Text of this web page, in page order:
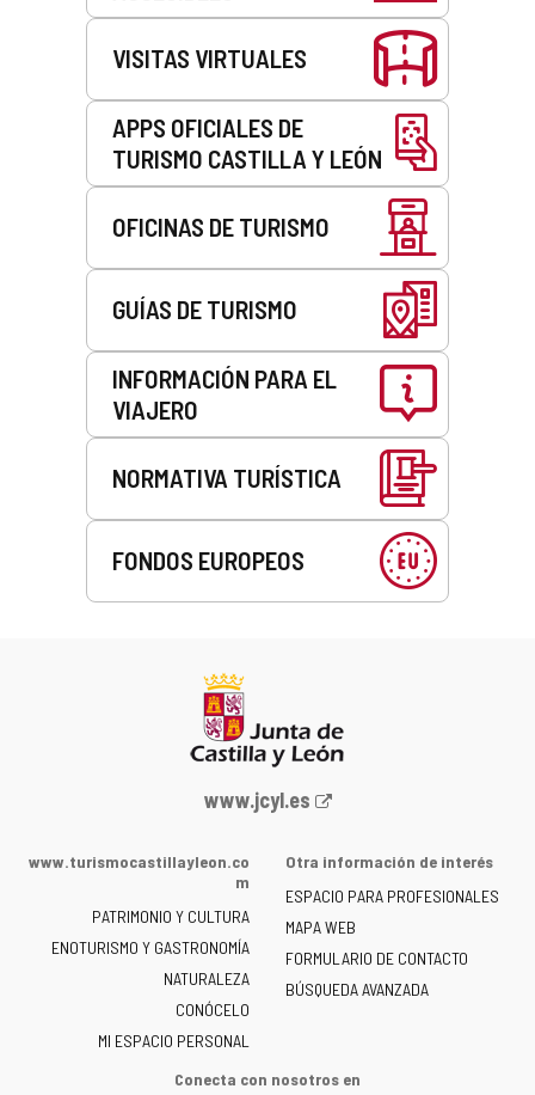
VISITAS VIRTUALES
APPS OFICIALES DE
TURISMO CASTILLA Y LEÓN
OFICINAS DE TURISMO
GUÍAS DE TURISMO
INFORMACIÓN PARA EL
VIAJERO
NORMATIVA TURÍSTICA
FONDOS EUROPEOS
Portal
la
de
Castilla
y
León
-
www.jcyl.es
www.turismocastillayleon.co
m
PATRIMONIO Y CULTURA
ENOTURISMO Y GASTRONOMÍA
NATURALEZA
CONÓCELO
MI ESPACIO PERSONAL
Otra información de interés
ESPACIO PARA PROFESIONALES
MAPA WEB
FORMULARIO DE CONTACTO
BÚSQUEDA AVANZADA
Conecta con nosotros en